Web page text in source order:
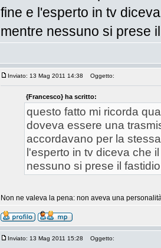
fine e l'esperto in tv
mentre nessuno si prese
Inviato: 13 Mag 2011 14:38 Oggetto:
{Francesco} ha scritto:
questo fatto mi ricorda
doveva essere una
accordavano per la
l'esperto in tv diceva che
nessuno si prese il
Non ne valeva la pena: non aveva una
Inviato: 13 Mag 2011 15:28 Oggetto: